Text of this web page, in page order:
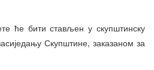
ће бити стављен у скупштинску
Скупштине, заказаном за